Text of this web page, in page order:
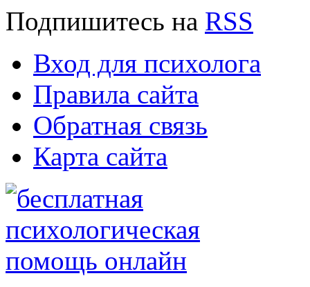
Подпишитесь на RSS
Вход для психолога
Правила сайта
Обратная связь
Карта сайта